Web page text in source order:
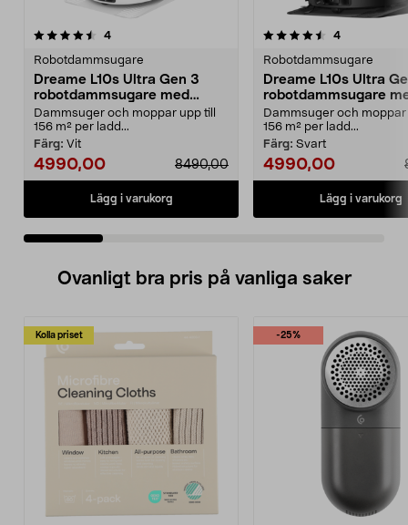
4recensioner
Robotdammsugare
Dreame L10s Ultra Gen 3
robotdammsugare med
mopp och självtömning
Dammsuger och moppar upp till
156 m² per ladd...
Färg: Vit
4990,00 8490,00
Lägg i varukorg
4.5 av 5 stjärnor 4recensioner
Robotdammsugare
Dreame L10s Ultra
robotdammsugare
mopp och
Dammsuger och moppar
156 m² per ladd...
Färg: Svart
4990,00
Lägg i varukorg
5.0 av 5 stjärnor
Ovanligt bra pris på vanliga saker
Kolla priset -25%